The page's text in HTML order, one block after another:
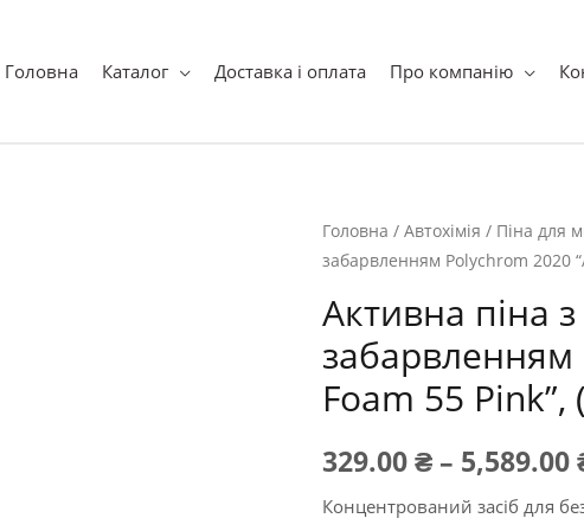
Головна Каталог Доставка і оплата Про компанію
Головна / Автохімія / Піна для
забарвленням Polychrom 2020
Активна піна
забарвленням
Foam 55 Pink”,
329.00₴ – 5,589.00
Концентрований засіб для